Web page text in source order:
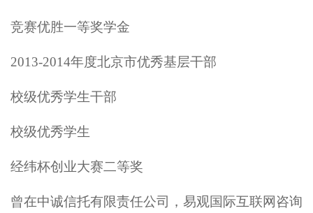
竞赛优胜一等奖学金
2013-2014年度北京市优秀基层干部
校级优秀学生干部
校级优秀学生
经纬杯创业大赛二等奖
曾在中诚信托有限责任公司，易观国际互联网咨询